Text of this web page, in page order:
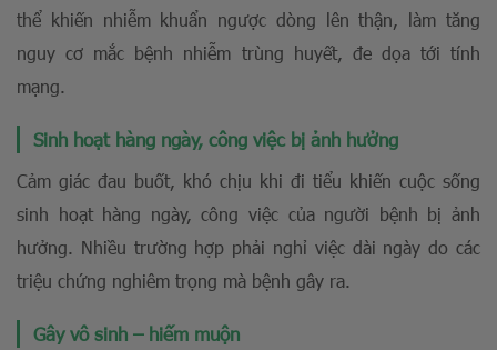
thể khiến nhiễm khuẩn ngược dòng lên thận, làm tăng
nguy cơ mắc bệnh nhiễm trùng huyết, đe dọa tới tính
mạng.
Sinh hoạt hàng ngày, công việc bị ảnh hưởng
Cảm giác đau buốt, khó chịu khi đi tiểu khiến cuộc sống
sinh hoạt hàng ngày, công việc của người bệnh bị ảnh
hưởng. Nhiều trường hợp phải nghỉ việc dài ngày do các
triệu chứng nghiêm trọng mà bệnh gây ra.
Gây vô sinh – hiếm muộn